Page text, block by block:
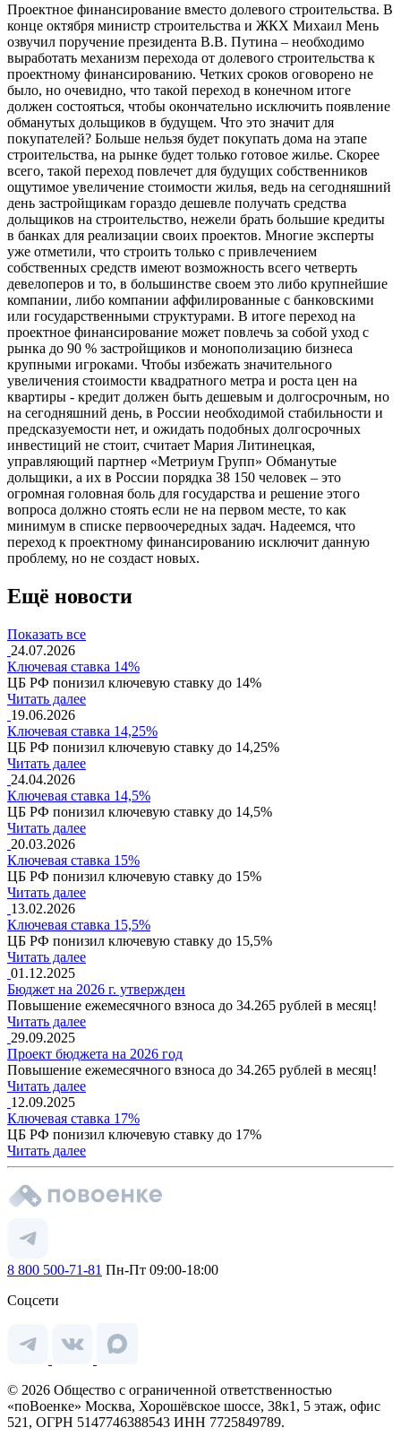
Проектное финансирование вместо долевого строительства. В
конце октября министр строительства и ЖКХ Михаил Мень
озвучил поручение президента В.В. Путина – необходимо
выработать механизм перехода от долевого строительства к
проектному финансированию. Четких сроков оговорено не
было, но очевидно, что такой переход в конечном итоге
должен состояться, чтобы окончательно исключить появление
обманутых дольщиков в будущем. Что это значит для
покупателей? Больше нельзя будет покупать дома на этапе
строительства, на рынке будет только готовое жилье. Скорее
всего, такой переход повлечет для будущих собственников
ощутимое увеличение стоимости жилья, ведь на сегодняшний
день застройщикам гораздо дешевле получать средства
дольщиков на строительство, нежели брать большие кредиты
в банках для реализации своих проектов. Многие эксперты
уже отметили, что строить только с привлечением
собственных средств имеют возможность всего четверть
девелоперов и то, в большинстве своем это либо крупнейшие
компании, либо компании аффилированные с банковскими
или государственными структурами. В итоге переход на
проектное финансирование может повлечь за собой уход с
рынка до 90 % застройщиков и монополизацию бизнеса
крупными игроками. Чтобы избежать значительного
увеличения стоимости квадратного метра и роста цен на
квартиры - кредит должен быть дешевым и долгосрочным, но
на сегодняшний день, в России необходимой стабильности и
предсказуемости нет, и ожидать подобных долгосрочных
инвестиций не стоит, считает Мария Литинецкая,
управляющий партнер «Метриум Групп» Обманутые
дольщики, а их в России порядка 38 150 человек – это
огромная головная боль для государства и решение этого
вопроса должно стоять если не на первом месте, то как
минимум в списке первоочередных задач. Надеемся, что
переход к проектному финансированию исключит данную
проблему, но не создаст новых.
Ещё новости
Показать все
24.07.2026
Ключевая ставка 14%
ЦБ РФ понизил ключевую ставку до 14%
Читать далее
19.06.2026
Ключевая ставка 14,25%
ЦБ РФ понизил ключевую ставку до 14,25%
Читать далее
24.04.2026
Ключевая ставка 14,5%
ЦБ РФ понизил ключевую ставку до 14,5%
Читать далее
20.03.2026
Ключевая ставка 15%
ЦБ РФ понизил ключевую ставку до 15%
Читать далее
13.02.2026
Ключевая ставка 15,5%
ЦБ РФ понизил ключевую ставку до 15,5%
Читать далее
01.12.2025
Бюджет на 2026 г. утвержден
Повышение ежемесячного взноса до 34.265 рублей в месяц!
Читать далее
29.09.2025
Проект бюджета на 2026 год
Повышение ежемесячного взноса до 34.265 рублей в месяц!
Читать далее
12.09.2025
Ключевая ставка 17%
ЦБ РФ понизил ключевую ставку до 17%
Читать далее
8 800 500-71-81 Пн-Пт 09:00-18:00
Соцсети
© 2026 Общество с ограниченной ответственностью
«поВоенке» Москва, Хорошёвское шоссе, 38к1, 5 этаж, офис
521, ОГРН 5147746388543 ИНН 7725849789.